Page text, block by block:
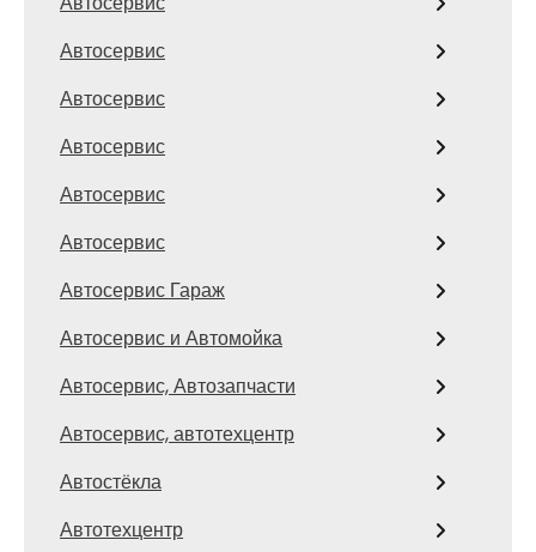
Автосервис
Автосервис
Автосервис
Автосервис
Автосервис
Автосервис Гараж
Автосервис и Автомойка
Автосервис, Автозапчасти
Автосервис, автотехцентр
Автостёкла
Автотехцентр